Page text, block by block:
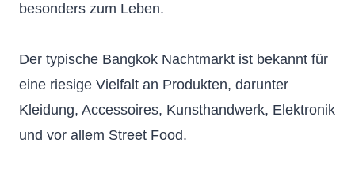
besonders zum Leben.
Der typische Bangkok Nachtmarkt ist bekannt für
eine riesige Vielfalt an Produkten, darunter
Kleidung, Accessoires, Kunsthandwerk, Elektronik
und vor allem Street Food.